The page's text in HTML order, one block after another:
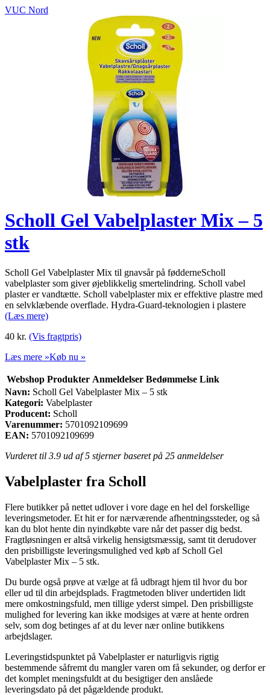
VUC Nord
Scholl Gel Vabelplaster Mix – 5
stk
Scholl Gel Vabelplaster Mix til gnavsår på fødderneScholl
vabelplaster som giver øjeblikkelig smertelindring. Scholl vabel
plaster er vandtætte. Scholl vabelplaster mix er effektive plastre med
en selvklæbende overflade. Hydra-Guard-teknologien i plastere
(Læs mere)
40 kr. (Vis fragtpris)
Læs mere »Køb nu »
Webshop Produkter Anmeldelser Bedømmelse Link
Navn: Scholl Gel Vabelplaster Mix – 5 stk
Kategori: Vabelplaster
Producent: Scholl
Varenummer: 5701092109699
EAN: 5701092109699
Vurderet til 3.9 ud af 5 stjerner baseret på 25 anmeldelser
Vabelplaster fra Scholl
Flere butikker på nettet udlover i vore dage en hel del forskellige
leveringsmetoder. Et hit er for nærværende afhentningssteder, og så
kan du blot hente din nyindkøbte vare når det passer dig bedst.
Fragtløsningen er altså virkelig hensigtsmæssig, samt tit derudover
den prisbilligste leveringsmulighed ved køb af Scholl Gel
Vabelplaster Mix – 5 stk.
Du burde også prøve at vælge at få udbragt hjem til hvor du bor
eller ud til din arbejdsplads. Fragtmetoden bliver undertiden lidt
mere omkostningsfuld, men tillige yderst simpel. Den prisbilligste
mulighed for levering kan ikke modsiges at være at hente ordren
selv, som dog betinges af at du lever nær online butikkens
arbejdslager.
Leveringstidspunktet på Vabelplaster er naturligvis rigtig
bestemmende såfremt du mangler varen om få sekunder, og derfor er
det komplet meningsfuldt at du besigtiger den anslåede
leveringsdato på det pågældende produkt.